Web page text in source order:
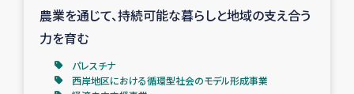
農業を通じて、持続可能な暮らしと地域の支え合う
力を育む
パレスチナ
西岸地区における循環型社会のモデル形成事業